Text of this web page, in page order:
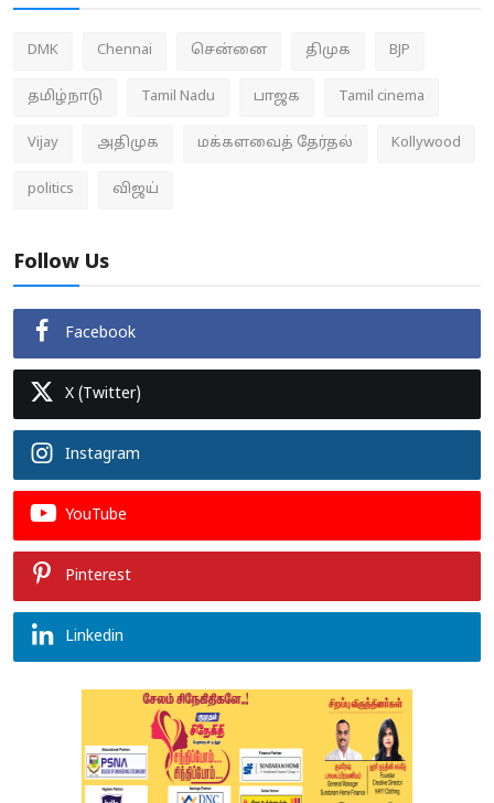
DMK Chennai சென்னை திமுக BJP
தமிழ்நாடு Tamil Nadu பாஜக Tamil cinema
Vijay அதிமுக மக்களவைத் தேர்தல் Kollywood
politics விஜய்
Follow Us
Facebook
X (Twitter)
Instagram
YouTube
Pinterest
Linkedin